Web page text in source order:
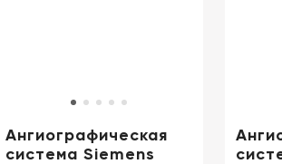
Ангиографическая
система Siemens